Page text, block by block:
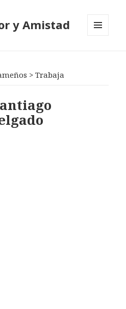
y Amistad
>Trabaja